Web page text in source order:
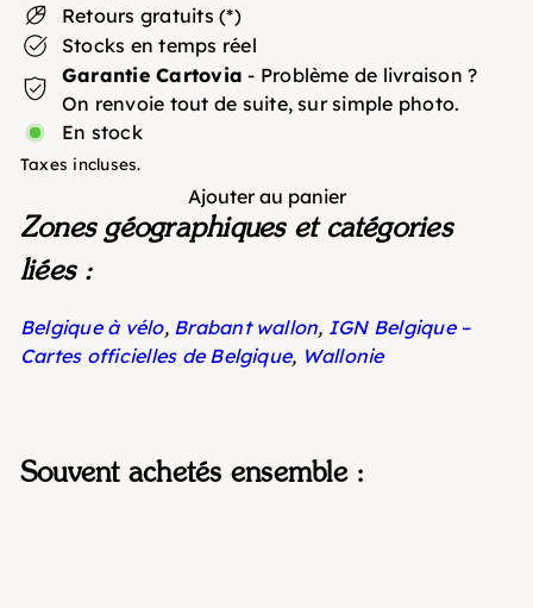
Retours gratuits (*)
Stocks en temps réel
Garantie Cartovia - Problème de livraison ?
On renvoie tout de suite, sur simple photo.
En stock
Taxes incluses.
Ajouter au panier
Zones géographiques et catégories
liées :
Belgique à vélo, Brabant wallon, IGN Belgique –
Cartes officielles de Belgique, Wallonie
Souvent achetés ensemble :